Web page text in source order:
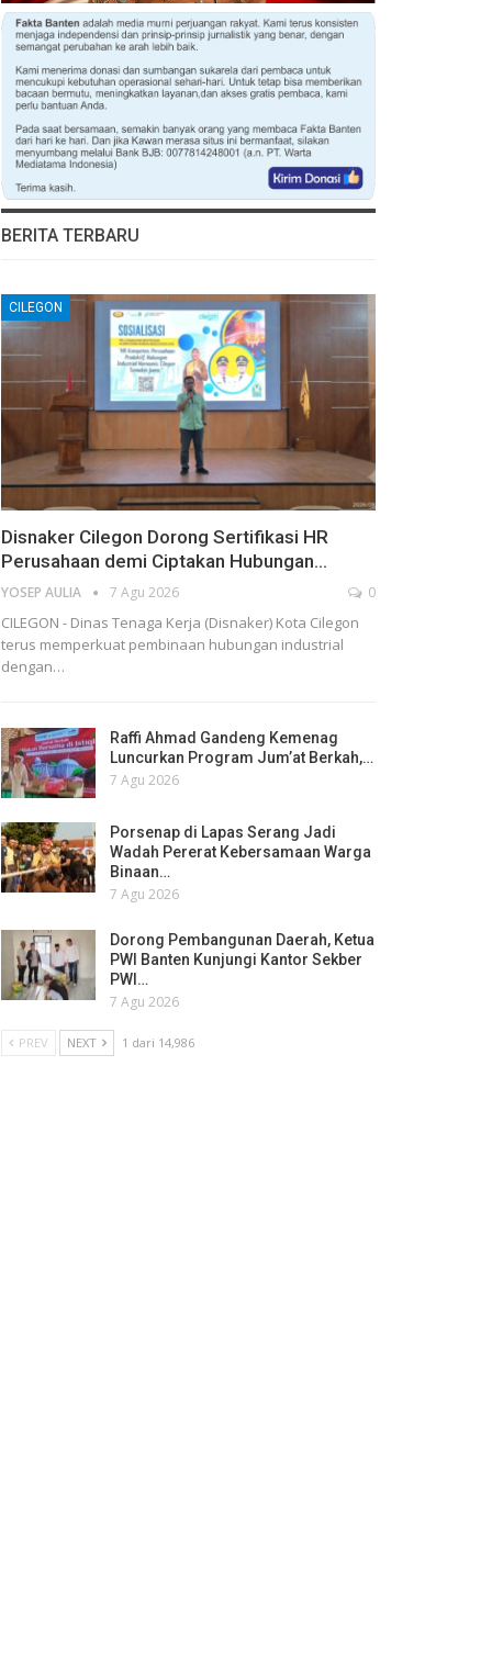
BERITA TERBARU
CILEGON
Disnaker Cilegon Dorong Sertifikasi HR
Perusahaan demi Ciptakan Hubungan…
YOSEP AULIA 7 Agu 2026 0
CILEGON - Dinas Tenaga Kerja (Disnaker) Kota Cilegon
terus memperkuat pembinaan hubungan industrial
dengan…
Raffi Ahmad Gandeng Kemenag
Luncurkan Program Jum’at Berkah,…
7 Agu 2026
Porsenap di Lapas Serang Jadi
Wadah Pererat Kebersamaan Warga
Binaan…
7 Agu 2026
Dorong Pembangunan Daerah, Ketua
PWI Banten Kunjungi Kantor Sekber
PWI…
7 Agu 2026
PREV NEXT 1 dari 14,986